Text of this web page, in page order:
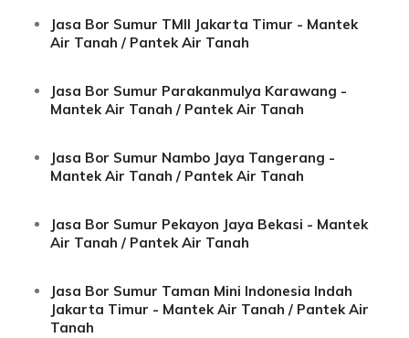
Jasa Bor Sumur TMII Jakarta Timur - Mantek
Air Tanah / Pantek Air Tanah
Jasa Bor Sumur Parakanmulya Karawang -
Mantek Air Tanah / Pantek Air Tanah
Jasa Bor Sumur Nambo Jaya Tangerang -
Mantek Air Tanah / Pantek Air Tanah
Jasa Bor Sumur Pekayon Jaya Bekasi - Mantek
Air Tanah / Pantek Air Tanah
Jasa Bor Sumur Taman Mini Indonesia Indah
Jakarta Timur - Mantek Air Tanah / Pantek Air
Tanah